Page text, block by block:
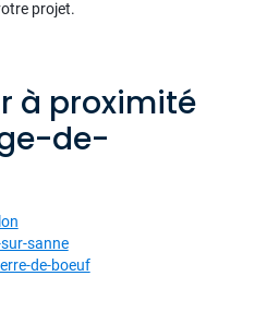
projet.
à proximité
de-
sanne
de-boeuf